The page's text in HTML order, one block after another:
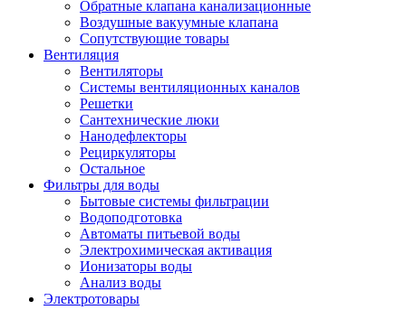
Обратные клапана канализационные
Воздушные вакуумные клапана
Сопутствующие товары
Вентиляция
Вентиляторы
Системы вентиляционных каналов
Решетки
Сантехнические люки
Нанодефлекторы
Рециркуляторы
Остальное
Фильтры для воды
Бытовые системы фильтрации
Водоподготовка
Автоматы питьевой воды
Электрохимическая активация
Ионизаторы воды
Анализ воды
Электротовары